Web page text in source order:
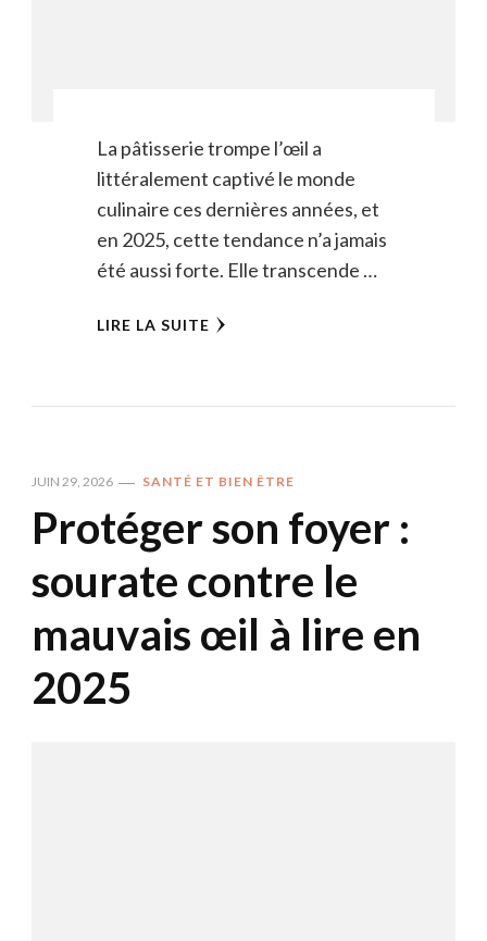
La pâtisserie trompe l’œil a
littéralement captivé le monde
culinaire ces dernières années, et
en 2025, cette tendance n’a jamais
été aussi forte. Elle transcende …
LIRE LA SUITE
JUIN 29, 2026 SANTÉ ET BIEN ÊTRE
Protéger son foyer :
sourate contre le
mauvais œil à lire en
2025